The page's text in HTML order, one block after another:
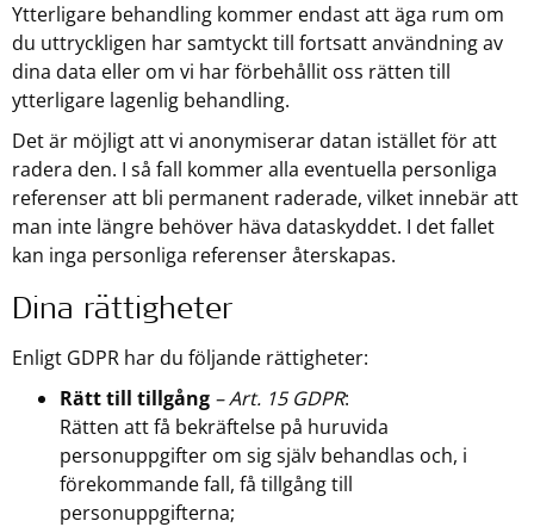
Ytterligare behandling kommer endast att äga rum om
du uttryckligen har samtyckt till fortsatt användning av
dina data eller om vi har förbehållit oss rätten till
ytterligare lagenlig behandling.
Det är möjligt att vi anonymiserar datan istället för att
radera den. I så fall kommer alla eventuella personliga
referenser att bli permanent raderade, vilket innebär att
man inte längre behöver häva dataskyddet. I det fallet
kan inga personliga referenser återskapas.
Dina rättigheter
Enligt GDPR har du följande rättigheter:
Rätt till tillgång – Art. 15 GDPR:
Rätten att få bekräftelse på huruvida
personuppgifter om sig själv behandlas och, i
förekommande fall, få tillgång till
personuppgifterna;